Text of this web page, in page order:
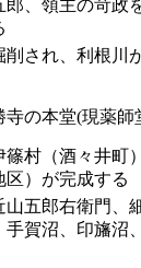
郎、領主の苛政
削され、利根川
寺の本堂(現薬師
篠村（酒々井町
区）が完成する
山五郎右衛門、
手賀沼、印旛沼